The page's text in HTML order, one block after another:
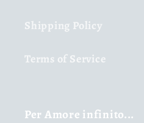
Shipping Policy
Terms of Service
Per Amore infinito...